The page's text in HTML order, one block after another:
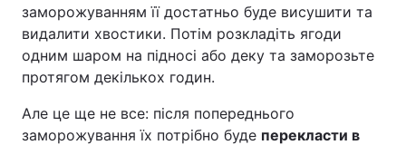
заморожуванням її достатньо буде висушити та
видалити хвостики. Потім розкладіть ягоди
одним шаром на підносі або деку та заморозьте
протягом декількох годин.
Але це ще не все: після попереднього
заморожування їх потрібно буде перекласти в